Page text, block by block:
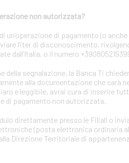
non autorizzata?
un’operazione di pagamento (o
l’iter di disconoscimento,
dall’Italia, o il numero
della segnalazione, la Banca Ti
alla documentazione che sarà
e leggibile, avrai cura di inserire
di pagamento non autorizzata.
direttamente presso le Filiali o
(posta elettronica ordinaria
Direzione Territoriale di